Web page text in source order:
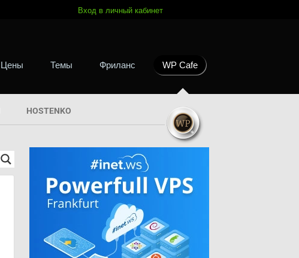
Вход в личный кабинет
Цены Темы Фриланс WP Cafe
HOSTENKO